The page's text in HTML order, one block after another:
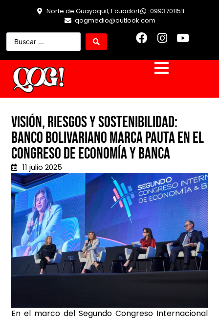
Norte de Guayaquil, Ecuador
0993701151
qogmedio@outlook.com
Visión, riesgos y sostenibilidad:
Banco Bolivariano marca pauta en el
Congreso de Economía y Banca
11 julio 2025
En el marco del Segundo Congreso Internacional